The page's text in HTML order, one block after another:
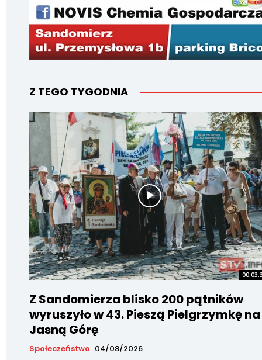
Z TEGO TYGODNIA
Z Sandomierza blisko 200 pątników
wyruszyło w 43. Pieszą Pielgrzymkę na
Jasną Górę
Społeczeństwo 04/08/2026